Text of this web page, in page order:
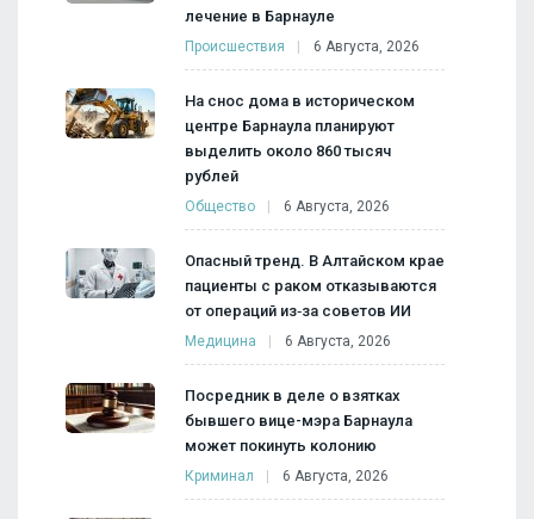
лечение в Барнауле
Происшествия 6 Августа, 2026
На снос дома в историческом
центре Барнаула планируют
выделить около 860 тысяч
рублей
Общество 6 Августа, 2026
Опасный тренд. В Алтайском крае
пациенты с раком отказываются
от операций из‑за советов ИИ
Медицина 6 Августа, 2026
Посредник в деле о взятках
бывшего вице-мэра Барнаула
может покинуть колонию
Криминал 6 Августа, 2026